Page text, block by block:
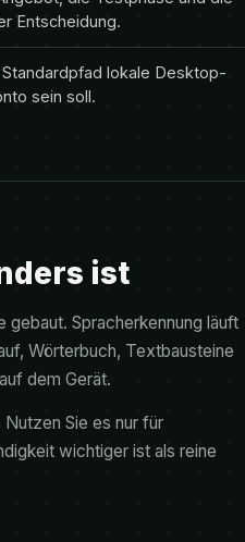
Entscheidung.
lokale Desktop-
sein soll.
ist
Spracherkennung läuft
Wörterbuch, Textbausteine
dem Gerät.
Sie es nur für
wichtiger ist als reine